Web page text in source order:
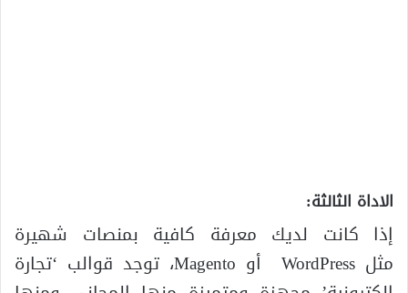
الاداة الثالثة:
إذا كانت لديك معرفة كافية بمنصات شهيرة
مثل WordPress أو Magento، توجد قوالب ‘تجارة